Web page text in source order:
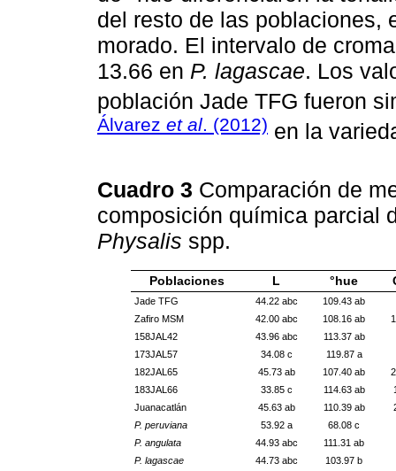
del resto de las poblaciones,
morado. El intervalo de
13.66 en P. lagascae. Los
población Jade TFG fueron
Álvarez et al. (2012) en la
Cuadro 3 Comparación de
composición química parcial
Physalis spp.
Poblaciones L °hue
Jade TFG 44.22 abc
109.43 ab
Zafiro MSM
42.00 abc 108.16 ab
158JAL42
43.96 abc
113.37 ab
173JAL57
34.08 c
119.87 a
182JAL65
45.73 ab 107.40 ab
183JAL66
33.85 c 114.63 ab
Juanacatlán
45.63 ab 110.39 ab
P. peruviana
53.92 a
68.08 c
P. angulata
44.93 abc
111.31 ab
P. lagascae
44.73 abc
103.97 b